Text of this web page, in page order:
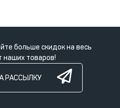
больше скидок на весь
наших товаров!
РАССЫЛКУ